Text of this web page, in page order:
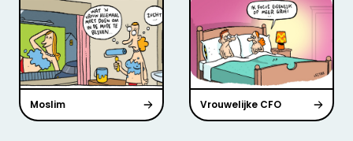
Moslim Vrouwelijke CFO